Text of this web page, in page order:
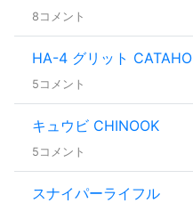
8コメント
HA-4 グリット
5コメント
キュウビ CHINOOK
5コメント
スナイパーライフル